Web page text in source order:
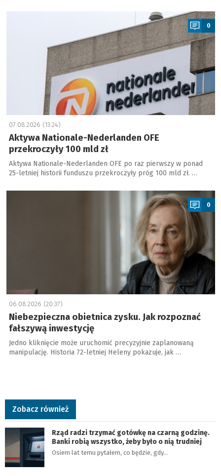
0
07.08.2026 (13:24)
Aktywa Nationale-Nederlanden OFE
przekroczyły 100 mld zł
Aktywa Nationale-Nederlanden OFE po raz pierwszy w ponad
25-letniej historii funduszu przekroczyły próg 100 mld zł. …
a
0
06.08.2026 (20:37)
Niebezpieczna obietnica zysku. Jak rozpoznać
fałszywą inwestycję
Jedno kliknięcie może uruchomić precyzyjnie zaplanowaną
manipulację. Historia 72-letniej Heleny pokazuje, jak …
Zobacz również
Rząd radzi trzymać gotówkę na czarną godzinę.
Banki robią wszystko, żeby było o nią trudniej
Osiem lat temu pytałem, co będzie, gdy…